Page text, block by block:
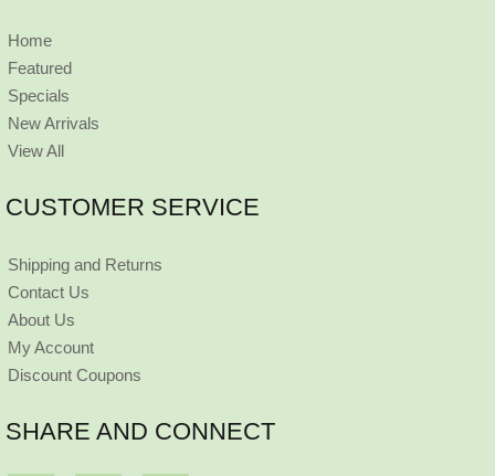
Home
Featured
Specials
New Arrivals
View All
CUSTOMER SERVICE
Shipping and Returns
Contact Us
About Us
My Account
Discount Coupons
SHARE AND CONNECT